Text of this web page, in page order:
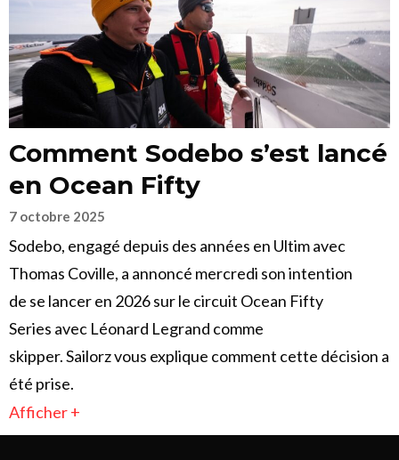
Comment Sodebo s’est lancé
en Ocean Fifty
7 octobre 2025
Sodebo, engagé depuis des années en Ultim avec
Thomas Coville, a annoncé mercredi son intention
de se lancer en 2026 sur le circuit Ocean Fifty
Series avec Léonard Legrand comme
skipper. Sailorz vous explique comment cette décision a
été prise.
Afficher +